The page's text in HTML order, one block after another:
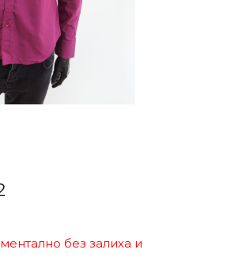
без залиха и